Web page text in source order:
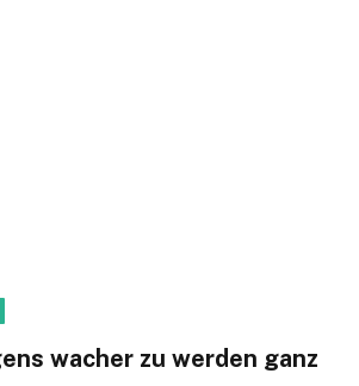
wacher zu werden ganz